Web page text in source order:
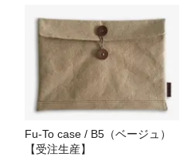
Fu-To case / B5（ベージュ）
【受注生産】